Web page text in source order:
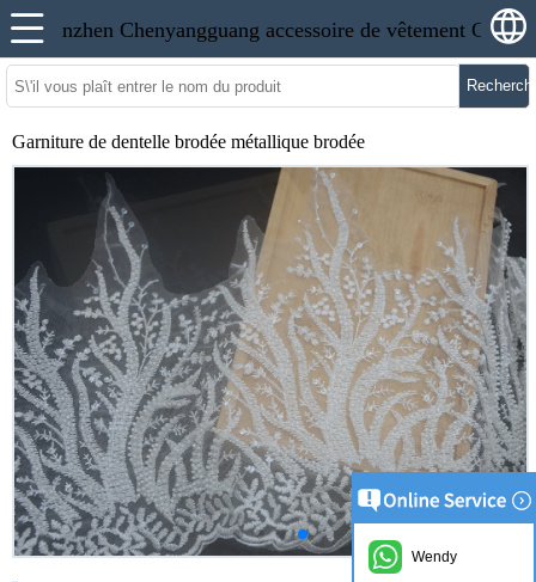
Garniture de dentelle brodée métallique brodée
Wendy